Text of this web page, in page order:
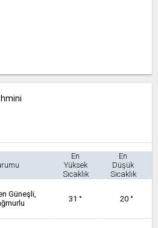
En
Yüksek
Sıcaklık
En
Düşük
Sıcaklık
Güneşli,
31 ° 20 °